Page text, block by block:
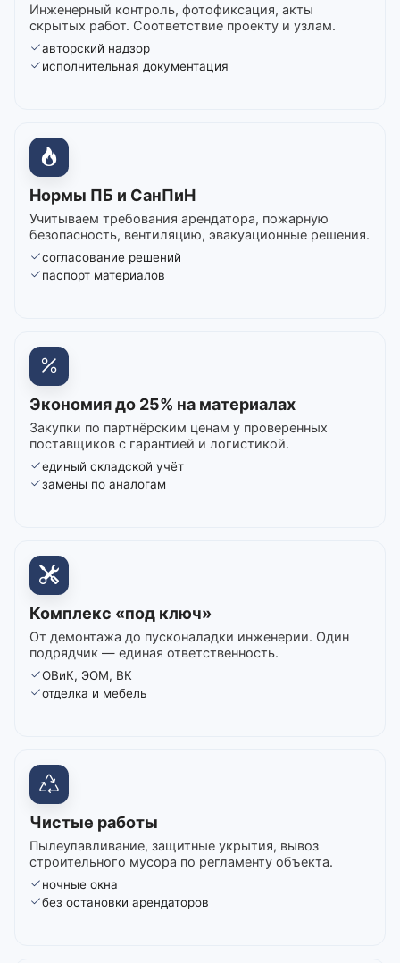
Инженерный контроль, фотофиксация, акты
скрытых работ. Соответствие проекту и узлам.
авторский надзор
исполнительная документация
Нормы ПБ и СанПиН
Учитываем требования арендатора, пожарную
безопасность, вентиляцию, эвакуационные решения.
согласование решений
паспорт материалов
Экономия до 25% на материалах
Закупки по партнёрским ценам у проверенных
поставщиков с гарантией и логистикой.
единый складской учёт
замены по аналогам
Комплекс «под ключ»
От демонтажа до пусконаладки инженерии. Один
подрядчик — единая ответственность.
ОВиК, ЭОМ, ВК
отделка и мебель
Чистые работы
Пылеулавливание, защитные укрытия, вывоз
строительного мусора по регламенту объекта.
ночные окна
без остановки арендаторов